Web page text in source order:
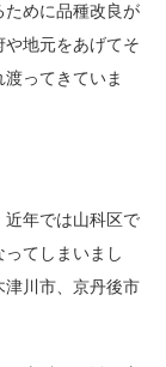
ために品種改良が
地元をあげてそ
ってきていま
近年では山科区で
てしまいまし
津川市、京丹後市